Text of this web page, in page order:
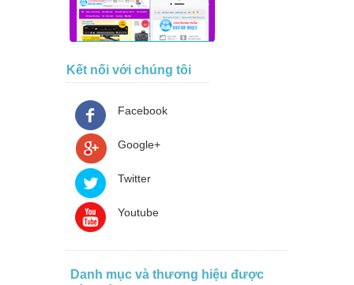
Kết nối với chúng tôi
Facebook
Google+
Twitter
Youtube
Danh mục và thương hiệu được